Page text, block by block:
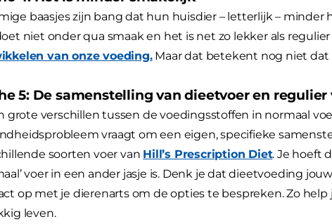
baasjes zijn bang dat hun huisdier – letterlijk – minder
niet onder qua smaak en het is net zo lekker als regulier
van onze voeding.Maar dat betekent nog niet dat
5: De samenstelling van dieetvoer en regulier
grote verschillen tussen de voedingsstoffen in normaal
vraagt om een eigen, specifieke
soorten voer van Hill’s Prescription Diet. Je hoeft
voer in een ander jasje is. Denk je dat dieetvoeding
op met je dierenarts om de opties te bespreken. Zo help
leven.